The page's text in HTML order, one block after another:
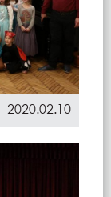
2020.02.10